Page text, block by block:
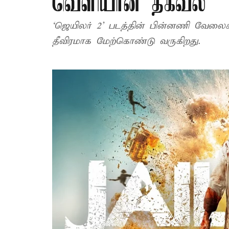
‘ஜெயிலர் 2’ படத்தின் பின்னணி வேலைகள் மற்றும் வெளியீட்டு பணிகளை படக்குழு
தீவிரமாக மேற்கொண்டு வருகிறது.